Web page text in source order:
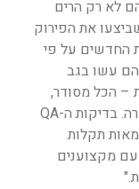
לא רק הרים
את הפירוק
החדשים על פי
עשו בגב
– הכל מסודר,
מסומן ומאפשר זרימת אוויר מעולה לחומרה. בדיקות ה-QA
תקלות
מקצוענים